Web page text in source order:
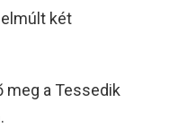
két
meg a Tessedik